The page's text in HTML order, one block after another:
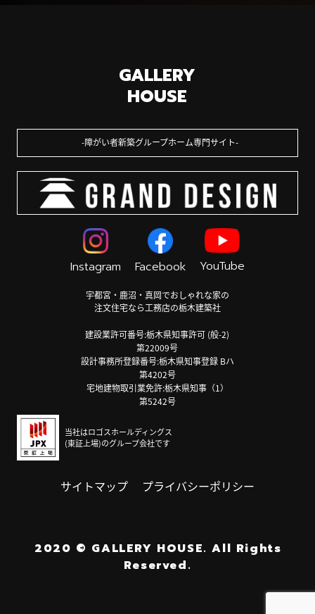
GALLERY
HOUSE
障がい者新築グループホーム専門サイト
Instagram Facebook YouTube
宇都宮・鹿沼・真岡でおしゃれな家の
注文住宅なら工務店の栃木建築社
建設業許可番号:栃木県知事許可 (般-2)
第22009号
設計事務所登録番号:栃木県知事登録 Bハ
第4202号
宅地建物取引業免許:栃木県知事（1）
第5242号
当社はロゴスホールディングス
(東証上場)のグループ会社です
サイトマップ プライバシーポリシー
2020 © GALLERY HOUSE. All Rights
Reserved.